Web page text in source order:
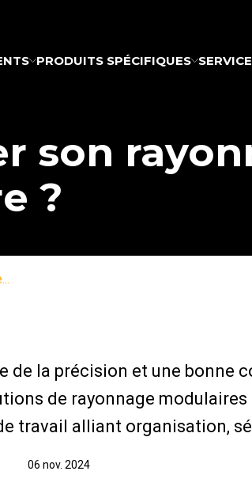
PRODUITS SPÉCIFIQUES
son
?
de la précision et une bonne
de rayonnage modulaires
travail alliant organisation,
06 nov. 2024